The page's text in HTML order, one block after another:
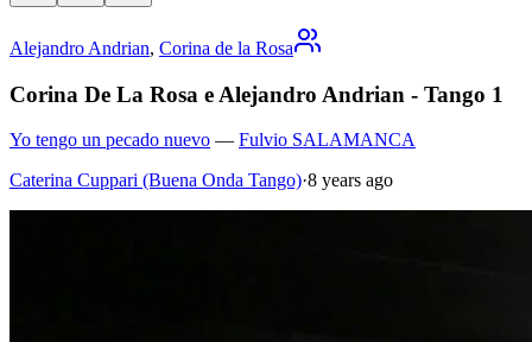
Alejandro Andrian, Corina de la Rosa
Corina De La Rosa e Alejandro Andrian - Tango 1
Yo tengo un pecado nuevo — Fulvio SALAMANCA
Caterina Cuppari (Buena Onda Tango)·8 years ago